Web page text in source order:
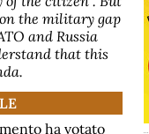
the military gap
and Russia
that this
ha votato